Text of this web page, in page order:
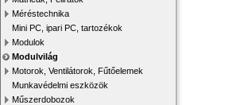
Méréstechnika
Mini PC, ipari PC, tartozékok
Modulok
Modulvilág
Motorok, Ventilátorok, Fűtőelemek
Munkavédelmi eszközök
Műszerdobozok